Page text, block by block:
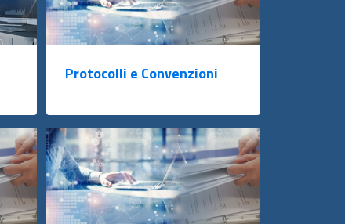
Protocolli e Convenzioni